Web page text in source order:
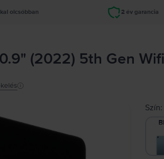
olcsóbban 2 év garancia
(2022) 5th Gen Wifi
Szín: